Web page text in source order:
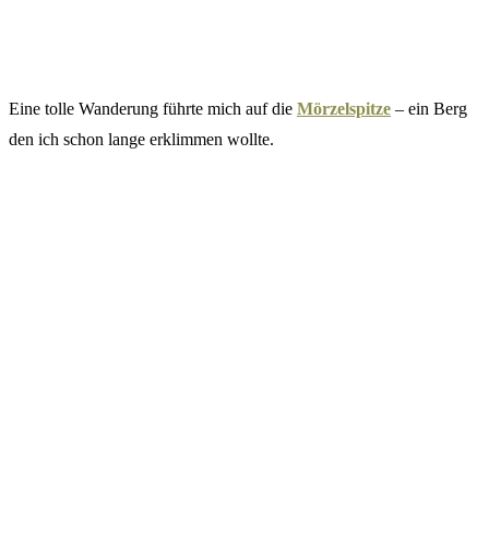
Eine tolle Wanderung führte mich auf die Mörzelspitze – ein Berg
den ich schon lange erklimmen wollte.